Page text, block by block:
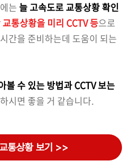
는 늘 고속도로 교통상황 확인
통상황을 미리 CCTV 등으로
간을 준비하는데 도움이 되는
볼 수 있는 방법과 CCTV 보는
시면 좋을 거 같습니다.
통상황 보기 >>